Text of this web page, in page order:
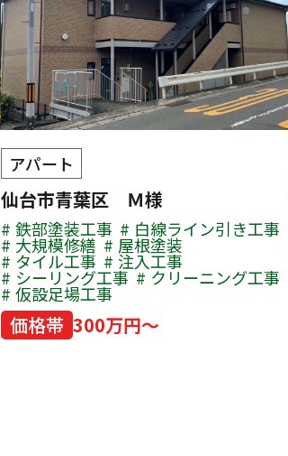
アパート
仙台市青葉区 Ｍ様
鉄部塗装工事 白線ライン引き工事
大規模修繕 屋根塗装
タイル工事 注入工事
シーリング工事 クリーニング工事
仮設足場工事
価格帯 300万円～